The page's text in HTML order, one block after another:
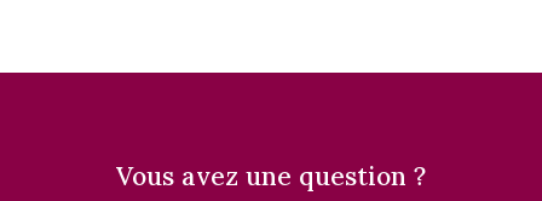
Vous avez une question ?